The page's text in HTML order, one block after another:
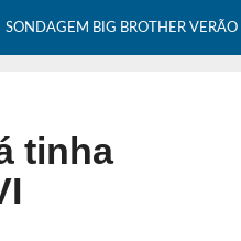
SONDAGEM BIG BROTHER VERÃO
tinha